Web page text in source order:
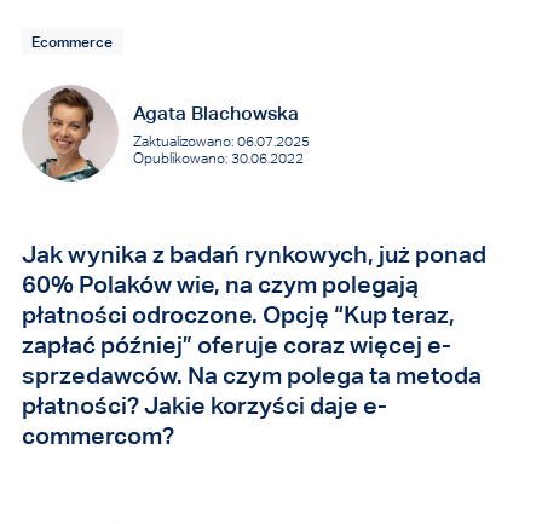
Agata Blachowska
Zaktualizowano: 06.07.2025
Opublikowano: 30.06.2022
Ecommerce
Jak wynika z badań rynkowych, już ponad
60% Polaków wie, na czym polegają
płatności odroczone. Opcję “Kup teraz,
zapłać później” oferuje coraz więcej e-
sprzedawców. Na czym polega ta metoda
płatności? Jakie korzyści daje e-
commercom?